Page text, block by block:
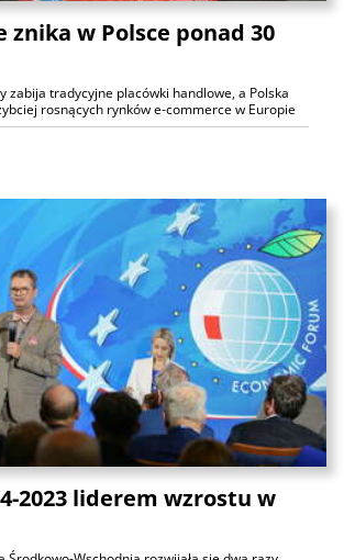
znika w Polsce ponad 30
zabija tradycyjne placówki handlowe, a Polska
rosnących rynków e-commerce w Europie
2023 liderem wzrostu w